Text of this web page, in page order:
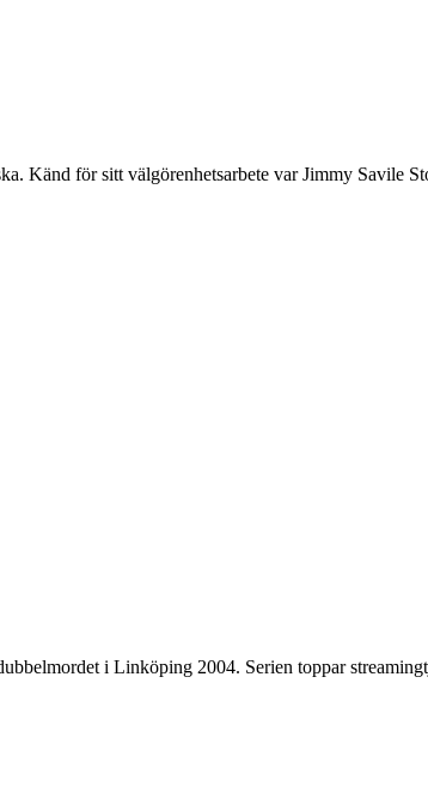
Känd för sitt välgörenhetsarbete var Jimmy Savile
i Linköping 2004. Serien toppar